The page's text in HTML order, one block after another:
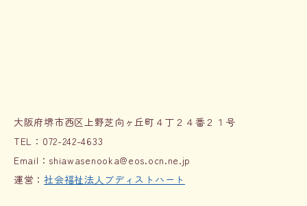
大阪府堺市西区上野芝向ヶ丘町４丁２４番２１号
TEL： 072-242-4633
Email：shiawasenooka@eos.ocn.ne.jp
​運営：社会福祉法人ブディストハート